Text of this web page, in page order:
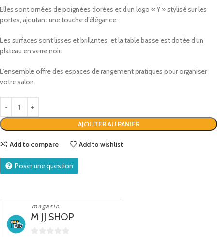
Elles sont ornées de poignées dorées et d’un logo « Y » stylisé sur les
portes, ajoutant une touche d’élégance.
Les surfaces sont lisses et brillantes, et la table basse est dotée d’un
plateau en verre noir.
L’ensemble offre des espaces de rangement pratiques pour organiser
votre salon.
AJOUTER AU PANIER
Add to compare Add to wishlist
Poser une question
magasin
M JJ SHOP